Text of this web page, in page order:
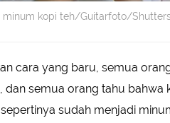
minum kopi teh/Guitarfoto/
cara yang baru, semua
dan semua orang tahu
sudah menjadi